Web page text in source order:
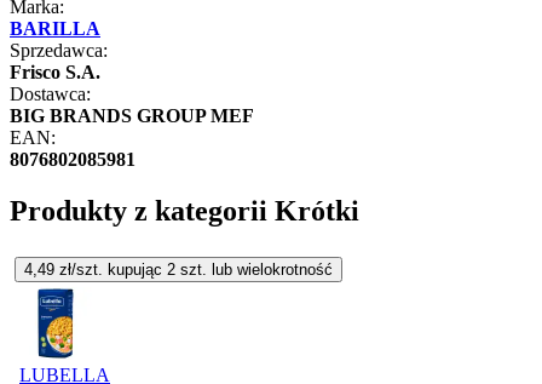
Marka:
BARILLA
Sprzedawca:
Frisco S.A.
Dostawca:
BIG BRANDS GROUP MEF
EAN:
8076802085981
Produkty z kategorii Krótki
4,49 zł/szt. kupując 2 szt. lub wielokrotność
LUBELLA